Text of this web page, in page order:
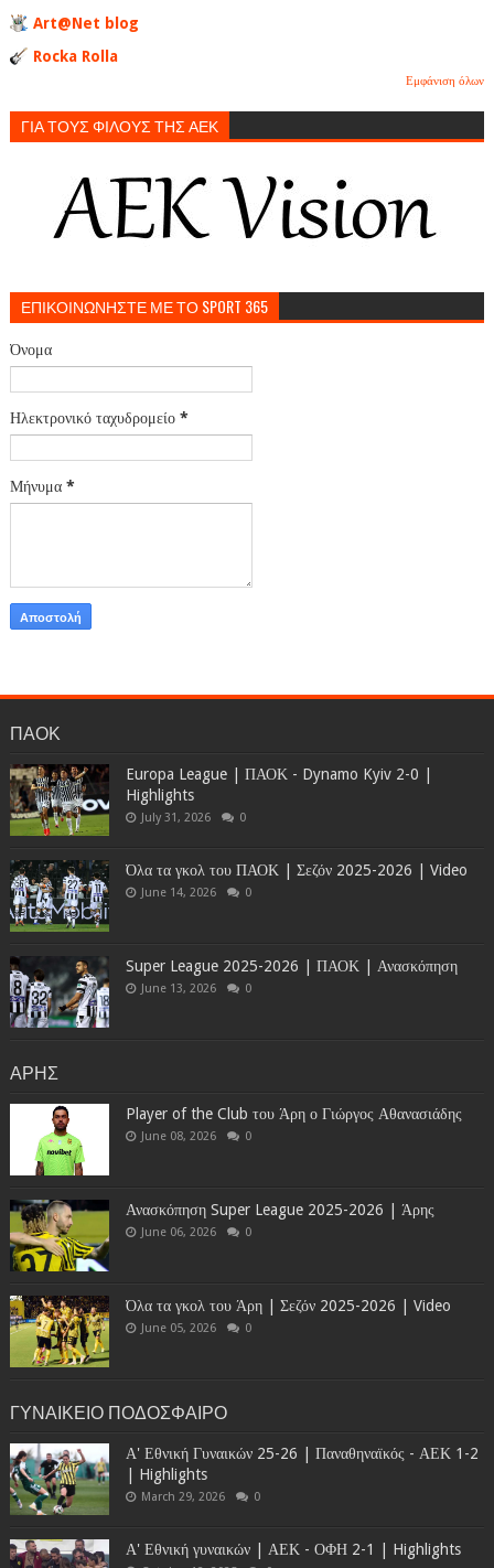
Art@Net blog
Rocka Rolla
Εμφάνιση όλων
ΓΙΑ ΤΟΥΣ ΦΙΛΟΥΣ ΤΗΣ ΑΕΚ
ΕΠΙΚΟΙΝΩΝΗΣΤΕ ΜΕ ΤΟ SPORT 365
Όνομα
Ηλεκτρονικό ταχυδρομείο *
Μήνυμα *
ΠΑΟΚ
Europa League | ΠΑΟΚ - Dynamo Kyiv 2-0 |
Highlights
July 31, 2026 0
Όλα τα γκολ του ΠΑΟΚ | Σεζόν 2025-2026 | Video
June 14, 2026 0
Super League 2025-2026 | ΠΑΟΚ | Ανασκόπηση
June 13, 2026 0
ΑΡΗΣ
Player of the Club του Άρη ο Γιώργος Αθανασιάδης
June 08, 2026 0
Ανασκόπηση Super League 2025-2026 | Άρης
June 06, 2026 0
Όλα τα γκολ του Άρη | Σεζόν 2025-2026 | Video
June 05, 2026 0
ΓΥΝΑΙΚΕΙΟ ΠΟΔΟΣΦΑΙΡΟ
Α' Εθνική Γυναικών 25-26 | Παναθηναϊκός - ΑΕΚ 1-2
| Highlights
March 29, 2026 0
Α' Εθνική γυναικών | ΑΕΚ - ΟΦΗ 2-1 | Highlights